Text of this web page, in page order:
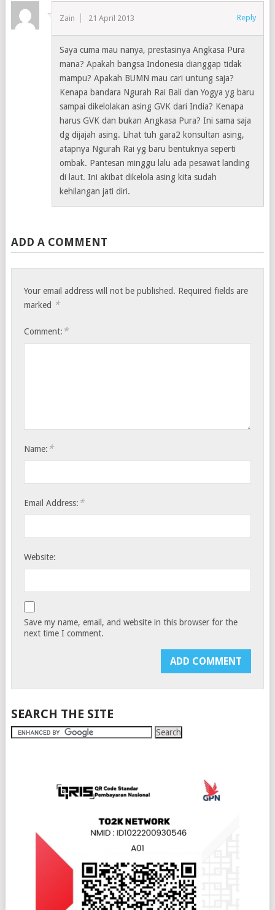
Zain 21 April 2013 Reply
Saya cuma mau nanya, prestasinya Angkasa Pura
mana? Apakah bangsa Indonesia dianggap tidak
mampu? Apakah BUMN mau cari untung saja?
Kenapa bandara Ngurah Rai Bali dan Yogya yg baru
sampai dikelolakan asing GVK dari India? Kenapa
harus GVK dan bukan Angkasa Pura? Ini sama saja
dg dijajah asing. Lihat tuh gara2 konsultan asing,
atapnya Ngurah Rai yg baru bentuknya seperti
ombak. Pantesan minggu lalu ada pesawat landing
di laut. Ini akibat dikelola asing kita sudah
kehilangan jati diri.
ADD A COMMENT
Your email address will not be published. Required fields are
marked *
Comment: *
Name: *
Email Address: *
Website:
Save my name, email, and website in this browser for the
next time I comment.
SEARCH THE SITE